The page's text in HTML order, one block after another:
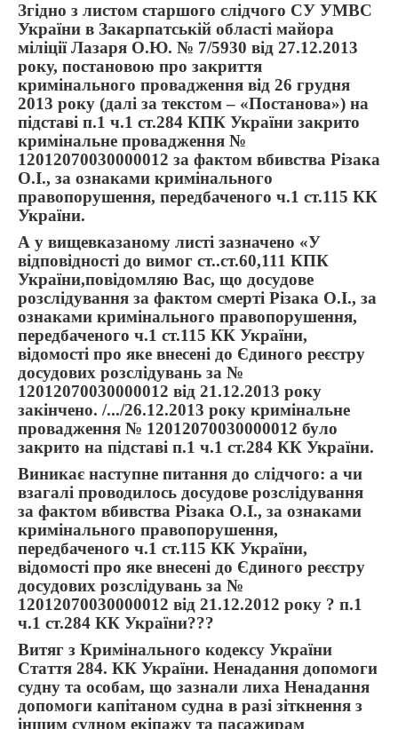
Згідно з листом старшого слідчого СУ УМВС
України в Закарпатській області майора
міліції Лазаря О.Ю. № 7/5930 від 27.12.2013
року, постановою про закриття
кримінального провадження від 26 грудня
2013 року (далі за текстом – «Постанова») на
підставі п.1 ч.1 ст.284 КПК України закрито
кримінальне провадження №
12012070030000012 за фактом вбивства Різака
О.І., за ознаками кримінального
правопорушення, передбаченого ч.1 ст.115 КК
України.
А у вищевказаному листі зазначено «У
відповідності до вимог ст..ст.60,111 КПК
України,повідомляю Вас, що досудове
розслідування за фактом смерті Різака О.І., за
ознаками кримінального правопорушення,
передбаченого ч.1 ст.115 КК України,
відомості про яке внесені до Єдиного реєстру
досудових розслідувань за №
12012070030000012 від 21.12.2013 року
закінчено. /.../26.12.2013 року кримінальне
провадження № 12012070030000012 було
закрито на підставі п.1 ч.1 ст.284 КК України.
Виникає наступне питання до слідчого: а чи
взагалі проводилось досудове розслідування
за фактом вбивства Різака О.І., за ознаками
кримінального правопорушення,
передбаченого ч.1 ст.115 КК України,
відомості про яке внесені до Єдиного реєстру
досудових розслідувань за №
12012070030000012 від 21.12.2012 року ? п.1
ч.1 ст.284 КК України???
Витяг з Кримінального кодексу України
Стаття 284. КК України. Ненадання допомоги
судну та особам, що зазнали лиха Ненадання
допомоги капітаном судна в разі зіткнення з
іншим судном екіпажу та пасажирам